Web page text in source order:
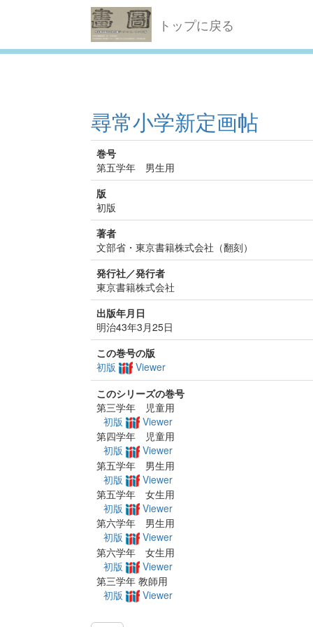
トップに戻る
尋常小学新定画帖
巻号
第五学年 男生用
版
初版
著者
文部省・東京書籍株式会社（翻刻）
発行社／発行者
東京書籍株式会社
出版年月日
明治43年3月25日
この巻号の版
初版
Viewer
このシリーズの巻号
第三学年 児童用
初版
Viewer
第四学年 児童用
初版
Viewer
第五学年 男生用
初版
Viewer
第五学年 女生用
初版
Viewer
第六学年 男生用
初版
Viewer
第六学年 女生用
初版
Viewer
第三学年 教師用
初版
Viewer